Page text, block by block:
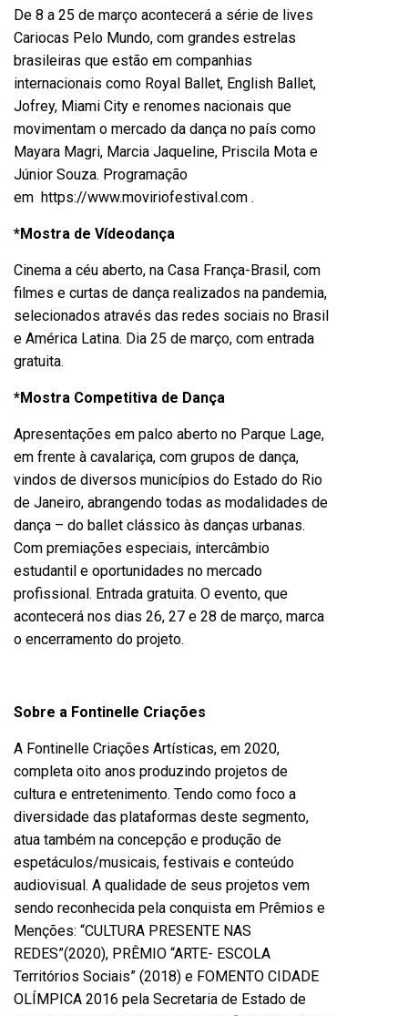
De 8 a 25 de março acontecerá a série de lives
Cariocas Pelo Mundo, com grandes estrelas
brasileiras que estão em companhias
internacionais como Royal Ballet, English Ballet,
Jofrey, Miami City e renomes nacionais que
movimentam o mercado da dança no país como
Mayara Magri, Marcia Jaqueline, Priscila Mota e
Júnior Souza. Programação
em https://www.moviriofestival.com .
*Mostra de Vídeodança
Cinema a céu aberto, na Casa França-Brasil, com
filmes e curtas de dança realizados na pandemia,
selecionados através das redes sociais no Brasil
e América Latina. Dia 25 de março, com entrada
gratuita.
*Mostra Competitiva de Dança
Apresentações em palco aberto no Parque Lage,
em frente à cavalariça, com grupos de dança,
vindos de diversos municípios do Estado do Rio
de Janeiro, abrangendo todas as modalidades de
dança – do ballet clássico às danças urbanas.
Com premiações especiais, intercâmbio
estudantil e oportunidades no mercado
profissional. Entrada gratuita. O evento, que
acontecerá nos dias 26, 27 e 28 de março, marca
o encerramento do projeto.
Sobre a Fontinelle Criações
A Fontinelle Criações Artísticas, em 2020,
completa oito anos produzindo projetos de
cultura e entretenimento. Tendo como foco a
diversidade das plataformas deste segmento,
atua também na concepção e produção de
espetáculos/musicais, festivais e conteúdo
audiovisual. A qualidade de seus projetos vem
sendo reconhecida pela conquista em Prêmios e
Menções: “CULTURA PRESENTE NAS
REDES”(2020), PRÊMIO “ARTE- ESCOLA
Territórios Sociais” (2018) e FOMENTO CIDADE
OLÍMPICA 2016 pela Secretaria de Estado de